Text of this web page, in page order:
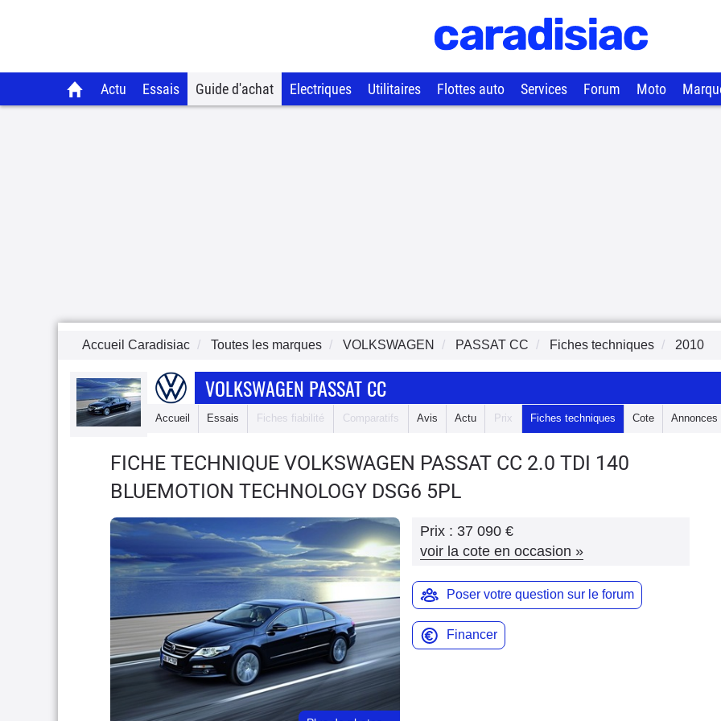
Actu Essais Guide d'achat Electriques Utilitaires Flottes auto Services Forum Moto
Accueil Caradisiac Toutes les marques VOLKSWAGEN PASSAT CC Fiches techniques 2010
VOLKSWAGEN PASSAT CC
Accueil Essais Fiches fiabilité Comparatifs Avis Actu Prix Fiches techniques Cote Annonces
FICHE TECHNIQUE VOLKSWAGEN PASSAT CC 2.0 TDI 140
BLUEMOTION TECHNOLOGY DSG6 5PL
Prix : 37 090 €
voir la cote en occasion »
Poser votre question sur le forum
Financer